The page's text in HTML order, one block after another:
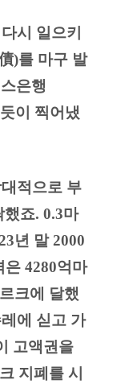
)를 마구 발
은행
이 찍어냈
죠. 0.3마
년 말 2000
은 4280억마
크에 달했
에 싣고 가
고액권을
지폐를 시